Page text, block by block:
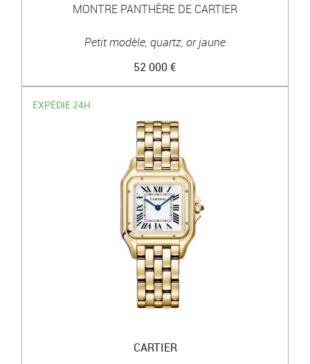
MONTRE PANTHÈRE DE CARTIER
Petit modèle, quartz, or jaune
52 000 €
EXPÉDIÉ 24H
CARTIER